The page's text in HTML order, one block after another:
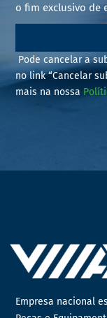
o fim exclusivo de
Pode cancelar a
no link “Cancelar
mais na nossa
Empresa nacional